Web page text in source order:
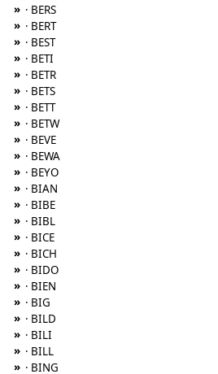
» · BERS
» · BERT
» · BEST
» · BETI
» · BETR
» · BETS
» · BETT
» · BETW
» · BEVE
» · BEWA
» · BEYO
» · BIAN
» · BIBE
» · BIBL
» · BICE
» · BICH
» · BIDO
» · BIEN
» · BIG
» · BILD
» · BILI
» · BILL
» · BING